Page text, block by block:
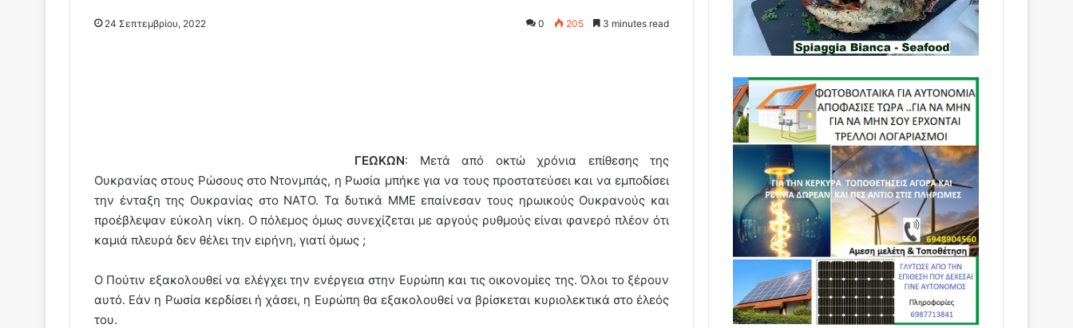
24 Σεπτεμβρίου, 2022 0 205 3 minutes read
ΓΕΩΚΩΝ: Μετά από οκτώ χρόνια επίθεσης της
Ουκρανίας στους Ρώσους στο Ντονμπάς, η Ρωσία μπήκε για να τους προστατεύσει και να εμποδίσει
την ένταξη της Ουκρανίας στο ΝΑΤΟ. Τα δυτικά ΜΜΕ επαίνεσαν τους ηρωικούς Ουκρανούς και
προέβλεψαν εύκολη νίκη. Ο πόλεμος όμως συνεχίζεται με αργούς ρυθμούς είναι φανερό πλέον ότι
καμιά πλευρά δεν θέλει την ειρήνη, γιατί όμως ;
Ο Πούτιν εξακολουθεί να ελέγχει την ενέργεια στην Ευρώπη και τις οικονομίες της. Όλοι το ξέρουν
αυτό. Εάν η Ρωσία κερδίσει ή χάσει, η Ευρώπη θα εξακολουθεί να βρίσκεται κυριολεκτικά στο έλεός
του.